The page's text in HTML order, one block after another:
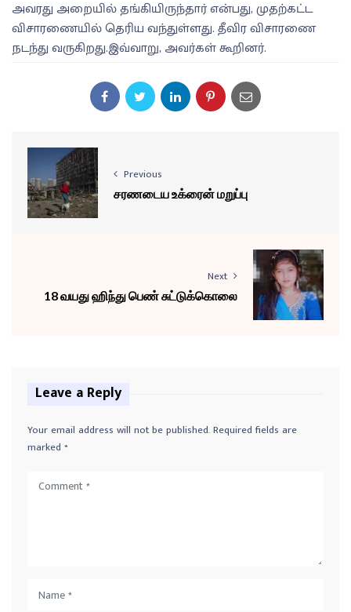
அவரது அறையில் தங்கியிருந்தார் என்பது, முதற்கட்ட
விசாரணையில் தெரிய வந்துள்ளது. தீவிர விசாரணை
நடந்து வருகிறது.இவ்வாறு, அவர்கள் கூறினர்.
Previous
சரணடைய உக்ரைன் மறுப்பு
Next
18 வயது ஹிந்து பெண் சுட்டுக்கொலை
Leave a Reply
Your email address will not be published.Required fields are
marked *